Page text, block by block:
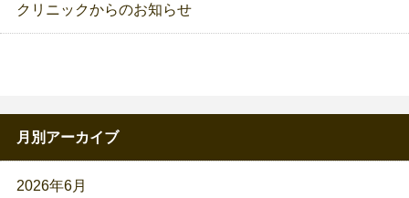
クリニックからのお知らせ
月別アーカイブ
2026年6月